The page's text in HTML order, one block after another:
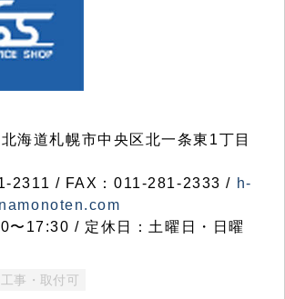
道札幌市中央区北一条東1丁目
2311 / FAX：011-281-2333 / h-
〜17:30 / 定休日：土曜日・日曜
工事・取付可